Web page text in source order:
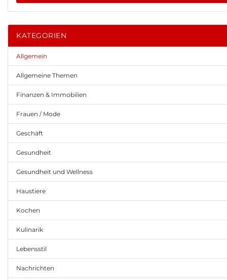
KATEGORIEN
Allgemein
Allgemeine Themen
Finanzen & Immobilien
Frauen / Mode
Geschäft
Gesundheit
Gesundheit und Wellness
Haustiere
Kochen
Kulinarik
Lebensstil
Nachrichten